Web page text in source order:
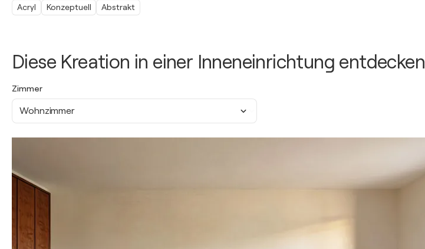
Diese Kreation in einer Inneneinrichtung entdecken
Zimmer
Wohnzimmer
Acryl Konzeptuell Abstrakt